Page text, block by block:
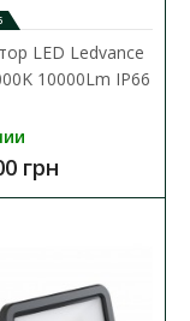
4000мАч IP54
LED Ledvance
10000Lm IP66
грн